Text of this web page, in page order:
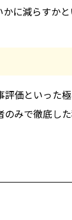
に減らすか
価といった
みで徹底し